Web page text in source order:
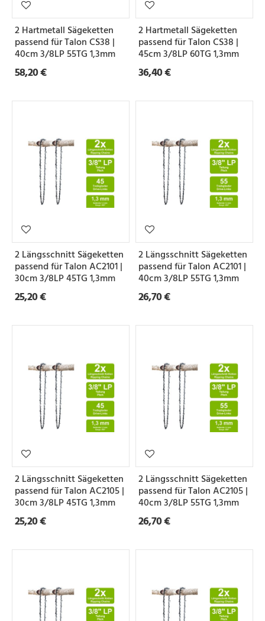
2 Hartmetall Sägeketten
passend für Talon CS38 |
40cm 3/8LP 55TG 1,3mm
58,20 €
2 Hartmetall Sägeketten
passend für Talon CS38 |
45cm 3/8LP 60TG 1,3mm
36,40 €
2 Längsschnitt Sägeketten
passend für Talon AC2101 |
30cm 3/8LP 45TG 1,3mm
25,20 €
2 Längsschnitt Sägeketten
passend für Talon AC2101 |
40cm 3/8LP 55TG 1,3mm
26,70 €
2 Längsschnitt Sägeketten
passend für Talon AC2105 |
30cm 3/8LP 45TG 1,3mm
25,20 €
2 Längsschnitt Sägeketten
passend für Talon AC2105 |
40cm 3/8LP 55TG 1,3mm
26,70 €